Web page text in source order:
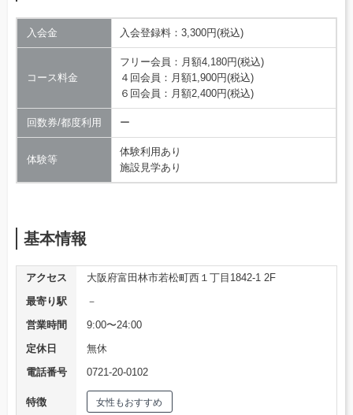
入会金 入会登録料：3,300円(税込)
コース料金
フリー会員：月額4,180円(税込)
４回会員：月額1,900円(税込)
６回会員：月額2,400円(税込)
回数券/都度利用 ー
体験等
体験利用あり
施設見学あり
基本情報
アクセス
大阪府富田林市若松町西１丁目1842-1 2F
最寄り駅
－
営業時間
9:00〜24:00
定休日
無休
電話番号
0721-20-0102
特徴 女性もおすすめ